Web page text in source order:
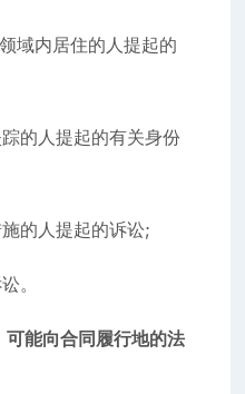
域内居住的人提起的
的人提起的有关身份
的人提起的诉讼;
。
能向合同履行地的法